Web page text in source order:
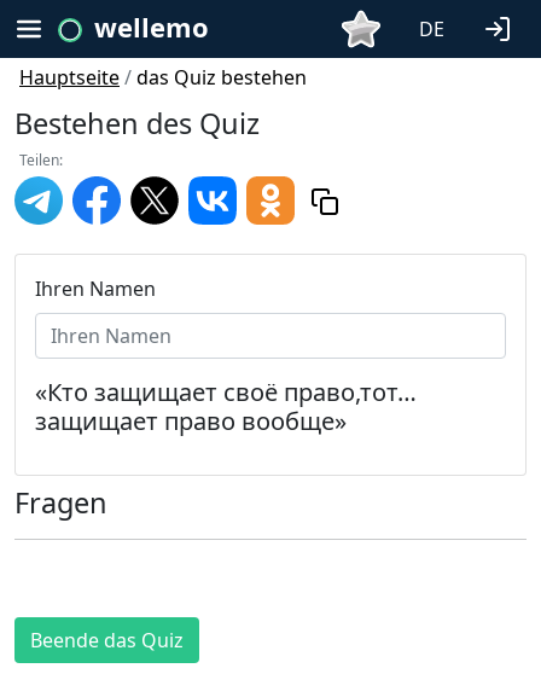
wellemo
DE
Hauptseite/das Quiz bestehen
Bestehen des Quiz
Teilen:
Ihren Namen
«Кто защищает своё право,тот…
защищает право вообще»
Fragen
Beende das Quiz